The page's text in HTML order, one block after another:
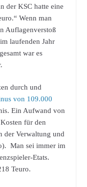
der KSC hatte eine
Wenn man
Auflagenverstoß
laufenden Jahr
war es
durch und
von 109.000
Ein Aufwand von
für den
der Verwaltung und
Man sei immer im
Etats.
Teuro.